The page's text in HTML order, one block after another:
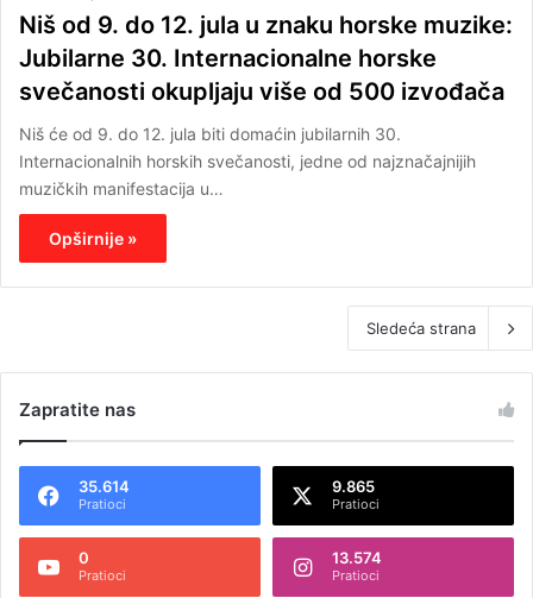
Niš od 9. do 12. jula u znaku horske muzike:
Jubilarne 30. Internacionalne horske
svečanosti okupljaju više od 500 izvođača
Niš će od 9. do 12. jula biti domaćin jubilarnih 30.
Internacionalnih horskih svečanosti, jedne od najznačajnijih
muzičkih manifestacija u…
Opširnije »
Sledeća strana
Zapratite nas
35.614
Pratioci
9.865
Pratioci
0
Pratioci
13.574
Pratioci